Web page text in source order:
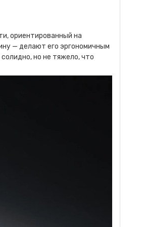
ориентированный на
— делают его эргономичным
но не тяжело, что